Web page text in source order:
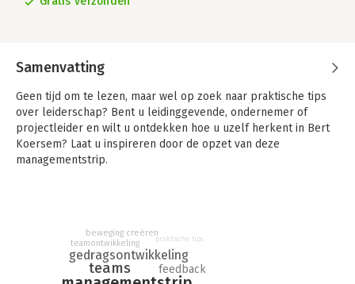
Samenvatting
Geen tijd om te lezen, maar wel op zoek naar praktische tips
over leiderschap? Bent u leidinggevende, ondernemer of
projectleider en wilt u ontdekken hoe u uzelf herkent in Bert
Koersem? Laat u inspireren door de opzet van deze
managementstrip.
voor uw eigen praktijk? Met de speciale internetcode geeft de
managementstrip toegang tot de theoretische achtergronden
van ieder verhaaltje. Smartphone- en tabletproof dus.
teams
gedragsontwikkeling
feedback
teamontwikkeling
beweging creëren
praktische tips